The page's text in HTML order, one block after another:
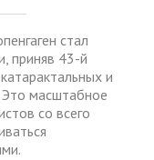
стал
приняв 43-й
и
Это масштабное
со всего